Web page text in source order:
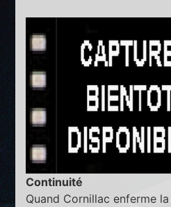
Continuité
Quand Cornillac enferme